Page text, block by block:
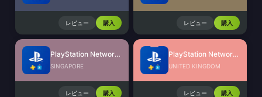
レビュー 購入 レビュー 購入
PlayStation Network Card (SG)
SINGAPORE
レビュー 購入
PlayStation Network Card (UK)
UNITED KINGDOM
レビュー 購入